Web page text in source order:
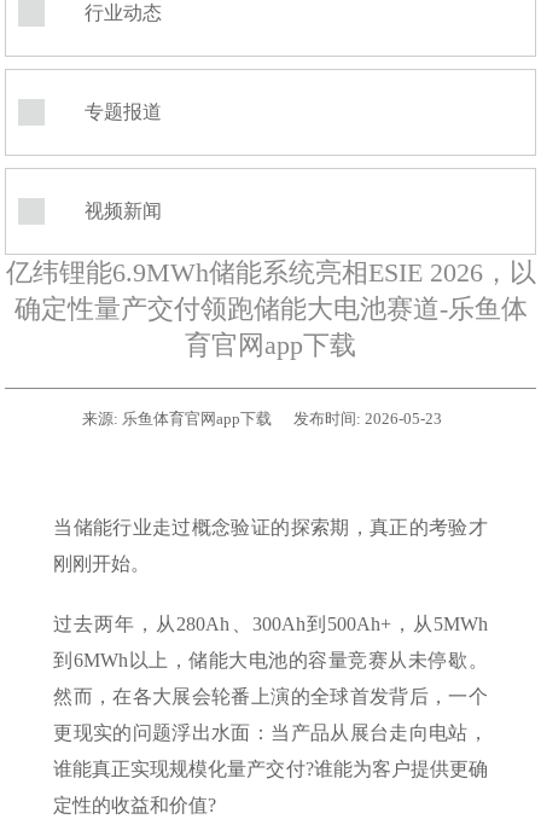
行业动态
专题报道
视频新闻
亿纬锂能6.9MWh储能系统亮相ESIE 2026，以
确定性量产交付领跑储能大电池赛道-乐鱼体
育官网app下载
来源: 乐鱼体育官网app下载 发布时间: 2026-05-23
当储能行业走过概念验证的探索期，真正的考验才
刚刚开始。
过去两年，从280Ah、300Ah到500Ah+，从5MWh
到6MWh以上，储能大电池的容量竞赛从未停歇。
然而，在各大展会轮番上演的全球首发背后，一个
更现实的问题浮出水面：当产品从展台走向电站，
谁能真正实现规模化量产交付?谁能为客户提供更确
定性的收益和价值?